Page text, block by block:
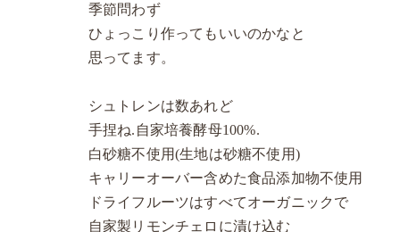
季節問わず
ひょっこり作ってもいいのかなと
思ってます。
シュトレンは数あれど
手捏ね.自家培養酵母100%.
白砂糖不使用(生地は砂糖不使用)
キャリーオーバー含めた食品添加物不使用
ドライフルーツはすべてオーガニックで
自家製リモンチェロに漬け込む